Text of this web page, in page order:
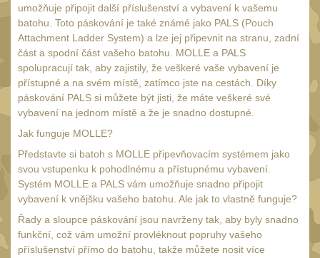
Taktická pera5
Láhve 16
Lékárničky 17
Na přežití
Darčekové poukazy 22
Ostatní
NOŽE A MULTITOOLY(165)
s čepeľou do 7 cm 15
s čepeľou 8-9 cm 56
s čepeľou 10-11 cm27
umožňuje připojit další příslušenství a vybavení k vašemu
batohu. Toto páskování je také známé jako PALS (Pouch
Attachment Ladder System) a lze jej připevnit na stranu, zadní
část a spodní část vašeho batohu. MOLLE a PALS
spolupracují tak, aby zajistily, že veškeré vaše vybavení je
přístupné a na svém místě, zatímco jste na cestách. Díky
páskování PALS si můžete být jisti, že máte veškeré své
vybavení na jednom místě a že je snadno dostupné.
Jak funguje MOLLE?
Představte si batoh s MOLLE připevňovacím systémem jako
svou vstupenku k pohodlnému a přístupnému vybavení.
Systém MOLLE a PALS vám umožňuje snadno připojit
vybavení k vnějšku vašeho batohu. Ale jak to vlastně funguje?
Řady a sloupce páskování jsou navrženy tak, aby byly snadno
funkční, což vám umožní provléknout popruhy vašeho
příslušenství přímo do batohu, takže můžete nosit více